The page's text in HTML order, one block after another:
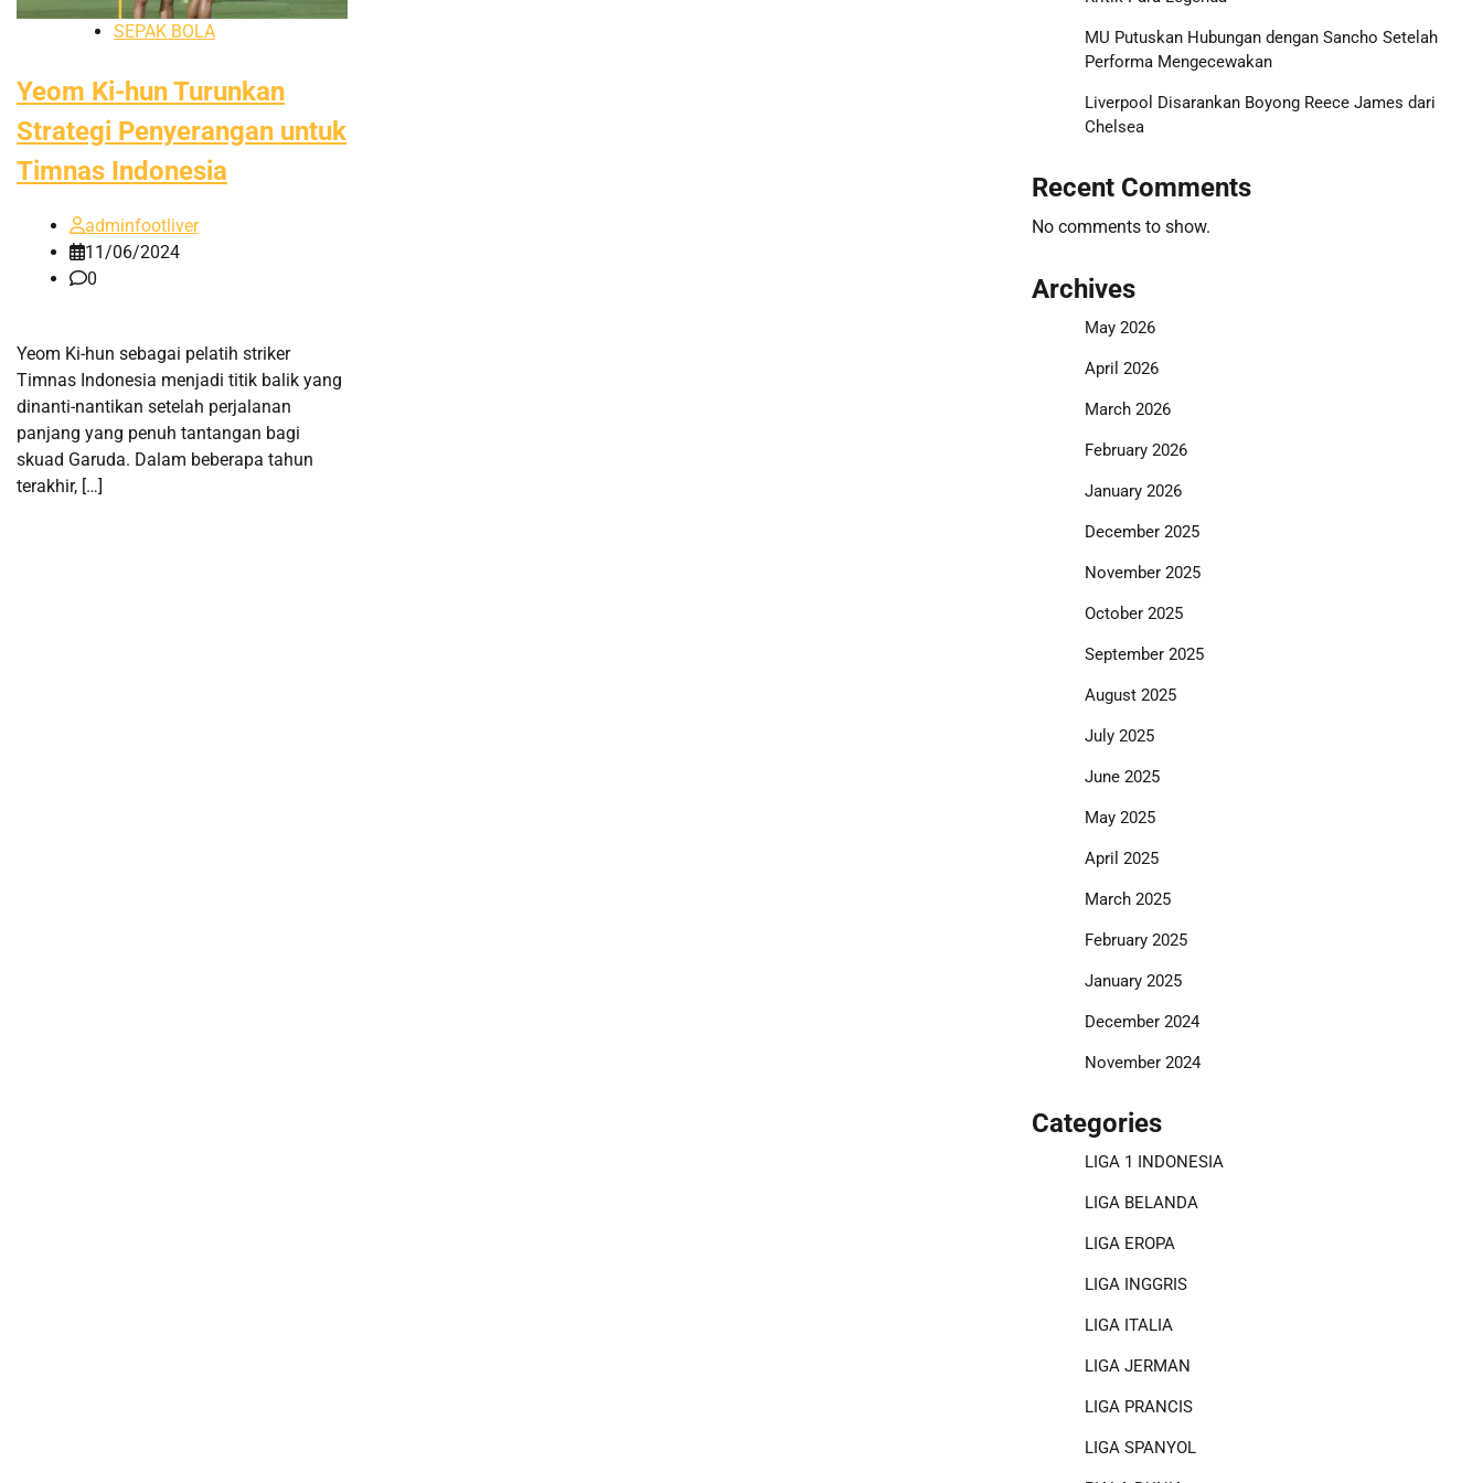
SEPAK BOLA
Yeom Ki-hun Turunkan
Strategi Penyerangan untuk
Timnas Indonesia
adminfootliver
11/06/2024
0
Yeom Ki-hun sebagai pelatih striker
Timnas Indonesia menjadi titik balik yang
dinanti-nantikan setelah perjalanan
panjang yang penuh tantangan bagi
skuad Garuda. Dalam beberapa tahun
terakhir, […]
MU Putuskan Hubungan dengan Sancho Setelah
Performa Mengecewakan
Liverpool Disarankan Boyong Reece James dari
Chelsea
Recent Comments
No comments to show.
Archives
May 2026
April 2026
March 2026
February 2026
January 2026
December 2025
November 2025
October 2025
September 2025
August 2025
July 2025
June 2025
May 2025
April 2025
March 2025
February 2025
January 2025
December 2024
November 2024
Categories
LIGA 1 INDONESIA
LIGA BELANDA
LIGA EROPA
LIGA INGGRIS
LIGA ITALIA
LIGA JERMAN
LIGA PRANCIS
LIGA SPANYOL